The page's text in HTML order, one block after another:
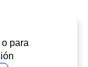
para